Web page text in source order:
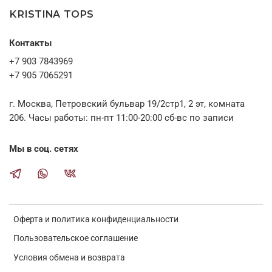
KRISTINA TOPS
Оферта и политика конфиденциальности
Пользовательское соглашение
Условия обмена и возврата
Контакты
+7 903 7843969
+7 905 7065291
г. Москва, Петровский бульвар 19/2стр1, 2 эт, комната
206. Часы работы: пн-пт 11:00-20:00 сб-вс по записи
Мы в соц. сетях